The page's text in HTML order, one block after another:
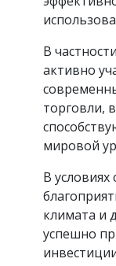
В
активно
торговли,
мировой
В условиях
климата и
успешно